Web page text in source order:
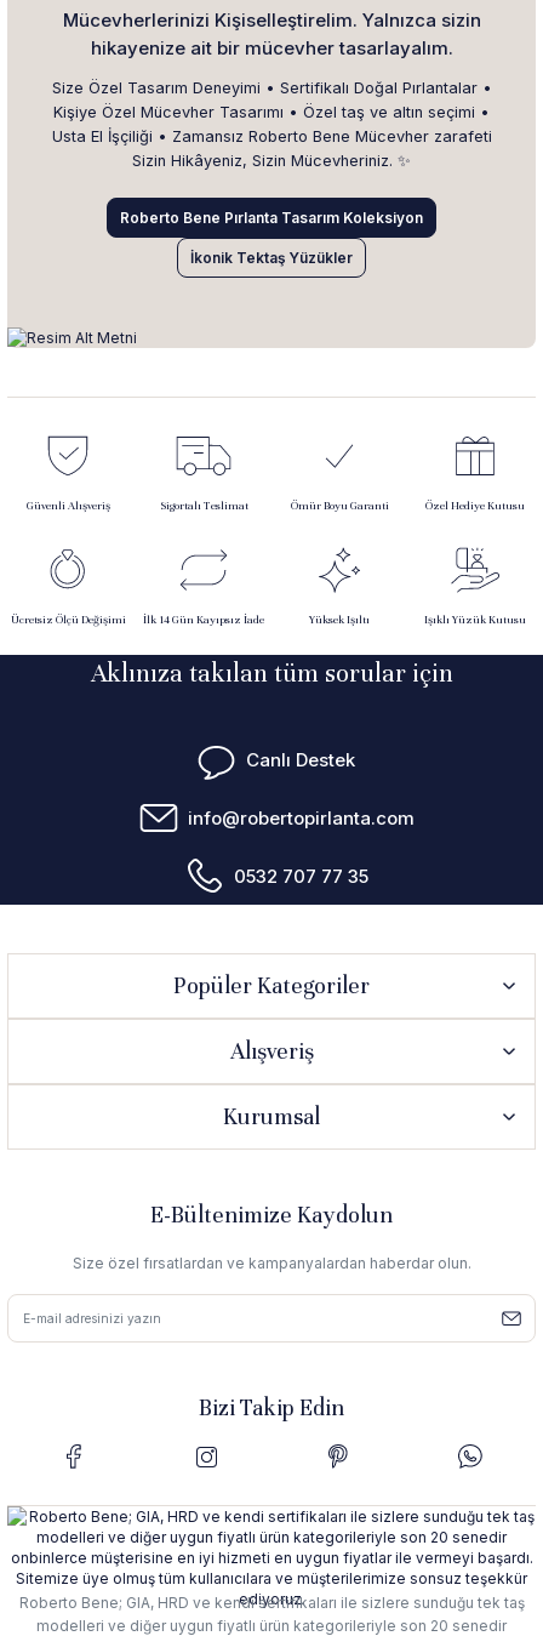
Mücevherlerinizi Kişiselleştirelim. Yalnızca sizin
hikayenize ait bir mücevher tasarlayalım.
Size Özel Tasarım Deneyimi • Sertifikalı Doğal Pırlantalar •
Kişiye Özel Mücevher Tasarımı • Özel taş ve altın seçimi •
Usta El İşçiliği • Zamansız Roberto Bene Mücevher zarafeti
Sizin Hikâyeniz, Sizin Mücevheriniz. ✨
Roberto Bene Pırlanta Tasarım Koleksiyon
İkonik Tektaş Yüzükler
Güvenli Alışveriş Sigortalı Teslimat Ömür Boyu Garanti Özel Hediye Kutusu
Ücretsiz Ölçü Değişimi İlk 14 Gün Kayıpsız İade Yüksek Işıltı Işıklı Yüzük Kutusu
Aklınıza takılan tüm sorular için
Canlı Destek
info@robertopirlanta.com
0532 707 77 35
Popüler Kategoriler
Alışveriş
Kurumsal
E-Bültenimize Kaydolun
Size özel fırsatlardan ve kampanyalardan haberdar olun.
Bizi Takip Edin
Roberto Bene; GIA, HRD ve kendi sertifikaları ile sizlere sunduğu tek taş
modelleri ve diğer uygun fiyatlı ürün kategorileriyle son 20 senedir